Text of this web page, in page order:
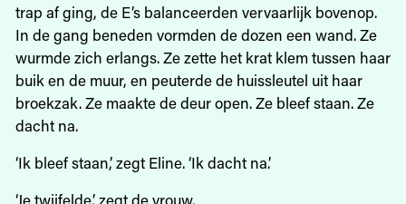
trap af ging, de E’s balanceerden vervaarlijk bovenop.
In de gang beneden vormden de dozen een wand. Ze
wurmde zich erlangs. Ze zette het krat klem tussen haar
buik en de muur, en peuterde de huissleutel uit haar
broekzak. Ze maakte de deur open. Ze bleef staan. Ze
dacht na.
‘Ik bleef staan,’ zegt Eline. ‘Ik dacht na.’
‘Je twijfelde,’ zegt de vrouw.